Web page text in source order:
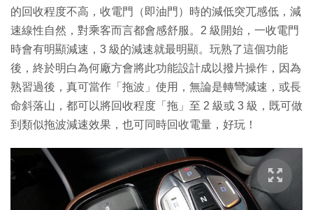
的回收程度不高，收電門（即油門）時的減低突兀感低，減
速線性自然，對乘客而言都會感舒服。2 級開始，一收電門
時會有明顯減速，3 級的減速就最明顯。玩熟了這個功能
後，終於明白為何廠方會將此功能設計成以撥片操作，因為
熟習過後，真可當作「拖波」使用，無論是轉彎減速，或長
命斜落山，都可以將回收程度「拖」至 2 級或 3 級，既可做
到類似拖波減速效果，也可同時回收電量，好玩！